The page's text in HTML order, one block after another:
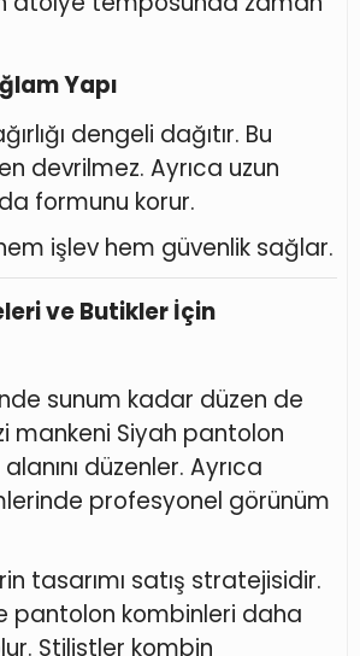
Yapı
dengeli dağıtır. Bu
devrilmez. Ayrıca uzun
formunu korur.
işlev hem güvenlik sağlar.
ve Butikler İçin
sunum kadar düzen de
mankeni Siyah pantolon
alanını düzenler. Ayrıca
profesyonel görünüm
tasarımı satış stratejisidir.
pantolon kombinleri daha
Stilistler kombin